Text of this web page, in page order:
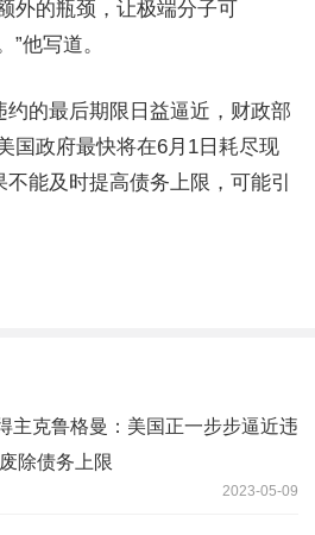
外的瓶颈，让极端分子可
”他写道。
约的最后期限日益逼近，财政部
国政府最快将在6月1日耗尽现
能及时提高债务上限，可能引
主克鲁格曼：美国正一步步逼近违
除债务上限
2023-05-09